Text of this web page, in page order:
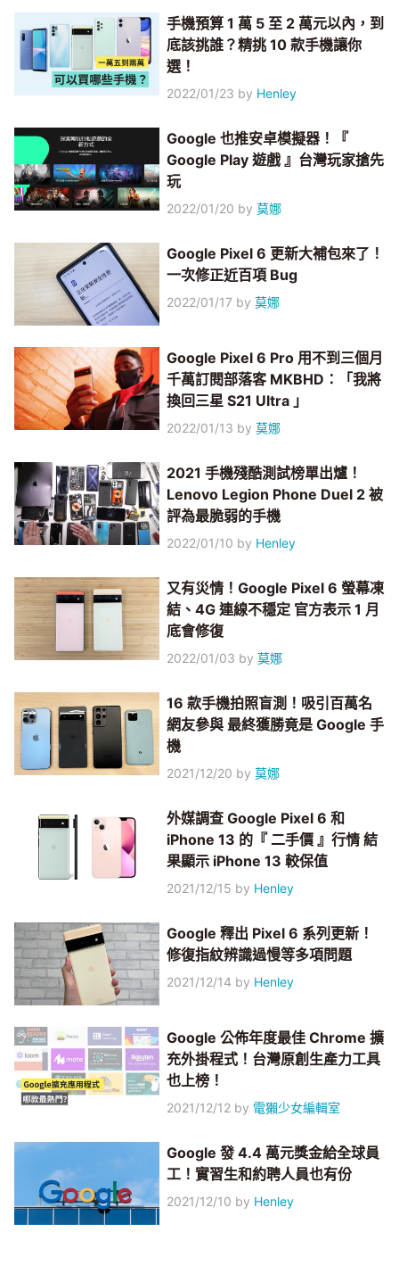
手機預算 1 萬 5 至 2 萬元以內，到
底該挑誰？精挑 10 款手機讓你
選！
2022/01/23 by Henley
Google 也推安卓模擬器！『
Google Play 遊戲 』台灣玩家搶先
玩
2022/01/20 by莫娜
Google Pixel 6 更新大補包來了！
一次修正近百項 Bug
2022/01/17 by莫娜
Google Pixel 6 Pro 用不到三個月
千萬訂閱部落客 MKBHD：「我將
換回三星 S21 Ultra 」
2022/01/13 by莫娜
2021 手機殘酷測試榜單出爐！
Lenovo Legion Phone Duel 2 被
評為最脆弱的手機
2022/01/10 by Henley
又有災情！Google Pixel 6 螢幕凍
結、4G 連線不穩定 官方表示 1 月
底會修復
2022/01/03 by莫娜
16 款手機拍照盲測！吸引百萬名
網友參與 最終獲勝竟是 Google 手
機
2021/12/20 by莫娜
外媒調查 Google Pixel 6 和
iPhone 13 的『 二手價 』行情 結
果顯示 iPhone 13 較保值
2021/12/15 by Henley
Google 釋出 Pixel 6 系列更新！
修復指紋辨識過慢等多項問題
2021/12/14 by Henley
Google 公佈年度最佳 Chrome 擴
充外掛程式！台灣原創生產力工具
也上榜！
2021/12/12 by 電獺少女編輯室
Google 發 4.4 萬元獎金給全球員
工！實習生和約聘人員也有份
2021/12/10 by Henley